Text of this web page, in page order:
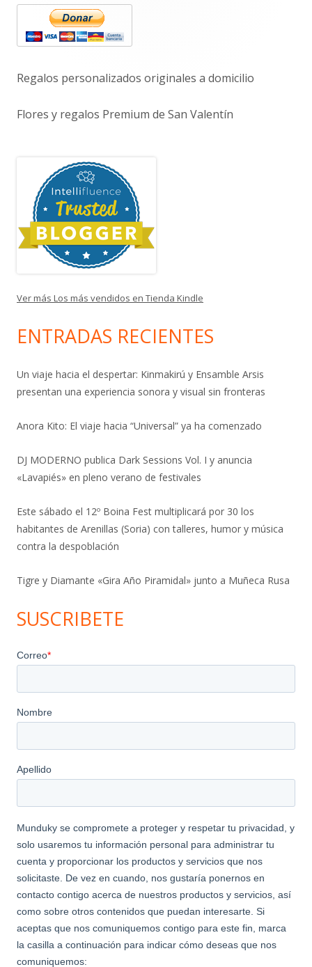
lateral
principal
Regalos personalizados originales a domicilio
Flores y regalos Premium de San Valentín
Ver más Los más vendidos en Tienda Kindle
ENTRADAS RECIENTES
Un viaje hacia el despertar: Kinmakirú y Ensamble Arsis
presentan una experiencia sonora y visual sin fronteras
Anora Kito: El viaje hacia “Universal” ya ha comenzado
DJ MODERNO publica Dark Sessions Vol. I y anuncia
«Lavapiés» en pleno verano de festivales
Este sábado el 12º Boina Fest multiplicará por 30 los
habitantes de Arenillas (Soria) con talleres, humor y música
contra la despoblación
Tigre y Diamante «Gira Año Piramidal» junto a Muñeca Rusa
SUSCRIBETE